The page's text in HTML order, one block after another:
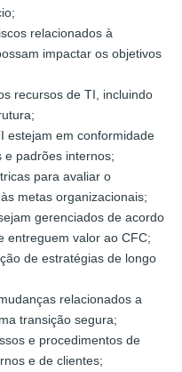
relacionados à
impactar os objetivos
recursos de TI, incluindo
estejam em conformidade
e padrões internos;
para avaliar o
metas organizacionais;
gerenciados de acordo
entreguem valor ao CFC;
de estratégias de longo
relacionados a
transição segura;
e procedimentos de
e de clientes;